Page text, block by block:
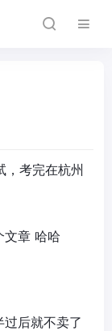
，考完在杭州
文章 哈哈
后就不卖了